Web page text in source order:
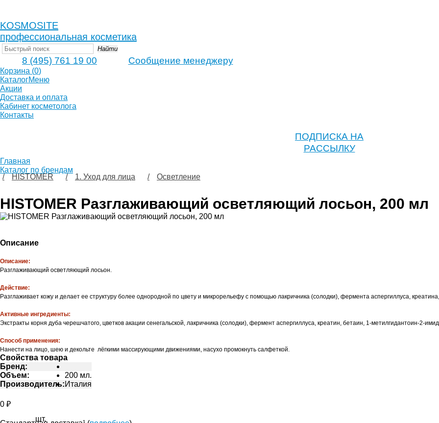
KOSMOSITE
профессиональная косметика
Найти
8 (495) 761 19 00 Сообщение менеджеру
Корзина (0)
КаталогМеню
Акции
Доставка и оплата
Кабинет косметолога
Контакты
ПОДПИСКА НА
РАССЫЛКУ
Главная
Каталог по брендам
HISTOMER
1. Уход для лица Осветление
HISTOMER Разглаживающий осветляющий лосьон, 200 мл
Описание
Описание:
Разглаживающий осветляющий лосьон.
Действие:
Разглаживает кожу и делает ее структуру более однородной по цвету и микрорельефу с помощью лакричника (солодки), фермента аспергиллуса,
Активные ингредиенты:
Экстракты корня дуба черешчатого, цветков акации сенегальской, лакричника (солодки), фермент аспергиллуса, креатин, бетаин, 1-метилгидантоин-2-
Способ применения:
Нанести на лицо, шею и декольте лёгкими массирующими движениями, насухо промокнуть салфеткой.
Свойства товара
Бренд:
Объем:
200 мл.
Производитель:Италия
0 ₽
шт.